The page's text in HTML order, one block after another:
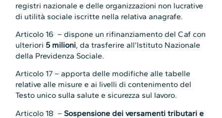
registri nazionale e delle organizzazioni non lucrative
di utilità sociale iscritte nella relativa anagrafe.
Articolo 16 – dispone un rifinanziamento del Caf con
ulteriori 5 milioni, da trasferire all’Istituto Nazionale
della Previdenza Sociale.
Articolo 17 – apporta delle modifiche alle tabelle
relative alle misure e ai livelli di contenimento del
Testo unico sulla salute e sicurezza sul lavoro.
Articolo 18 – Sospensione dei versamenti tributari e